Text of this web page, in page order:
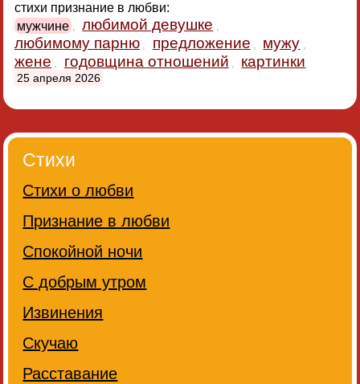
стихи признание в любви:
мужчине , любимой девушке ,
любимому парню , предложение , мужу ,
жене , годовщина отношений , картинки
25 апреля 2026
Стихи
Стихи о любви
Признание в любви
Спокойной ночи
С добрым утром
Извинения
Скучаю
Расставание